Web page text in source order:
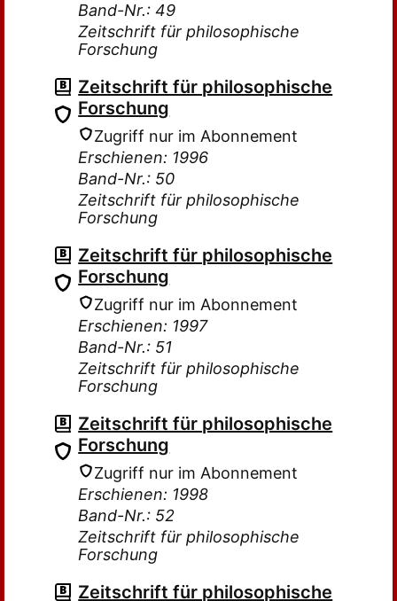
Band-Nr.: 49
Zeitschrift für philosophische
Forschung
Zeitschrift für philosophische
Forschung
Zugriff nur im Abonnement
Erschienen: 1996
Band-Nr.: 50
Zeitschrift für philosophische
Forschung
Zeitschrift für philosophische
Forschung
Zugriff nur im Abonnement
Erschienen: 1997
Band-Nr.: 51
Zeitschrift für philosophische
Forschung
Zeitschrift für philosophische
Forschung
Zugriff nur im Abonnement
Erschienen: 1998
Band-Nr.: 52
Zeitschrift für philosophische
Forschung
Zeitschrift für philosophische